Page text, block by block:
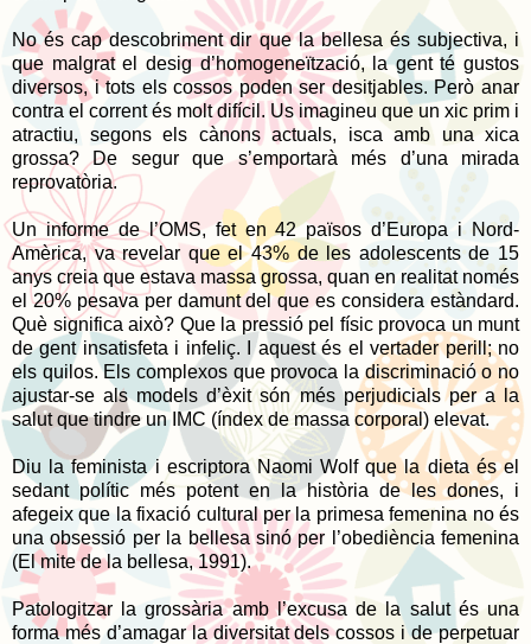
No és cap descobriment dir que la bellesa és subjectiva, i
que malgrat el desig d’homogeneïtzació, la gent té gustos
diversos, i tots els cossos poden ser desitjables. Però anar
contra el corrent és molt difícil. Us imagineu que un xic prim i
atractiu, segons els cànons actuals, isca amb una xica
grossa? De segur que s’emportarà més d’una mirada
reprovatòria.
Un informe de l’OMS, fet en 42 països d’Europa i Nord-
Amèrica, va revelar que el 43% de les adolescents de 15
anys creia que estava massa grossa, quan en realitat només
el 20% pesava per damunt del que es considera estàndard.
Què significa això? Que la pressió pel físic provoca un munt
de gent insatisfeta i infeliç. I aquest és el vertader perill; no
els quilos. Els complexos que provoca la discriminació o no
ajustar-se als models d’èxit són més perjudicials per a la
salut que tindre un IMC (índex de massa corporal) elevat.
Diu la feminista i escriptora Naomi Wolf que la dieta és el
sedant polític més potent en la història de les dones, i
afegeix que la fixació cultural per la primesa femenina no és
una obsessió per la bellesa sinó per l’obediència femenina
(El mite de la bellesa, 1991).
Patologitzar la grossària amb l’excusa de la salut és una
forma més d’amagar la diversitat dels cossos i de perpetuar